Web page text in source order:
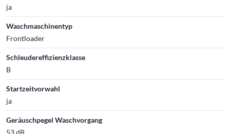
ja
Waschmaschinentyp
Frontloader
Schleudereffizienzklasse
B
Startzeitvorwahl
ja
Geräuschpegel Waschvorgang
53 dB